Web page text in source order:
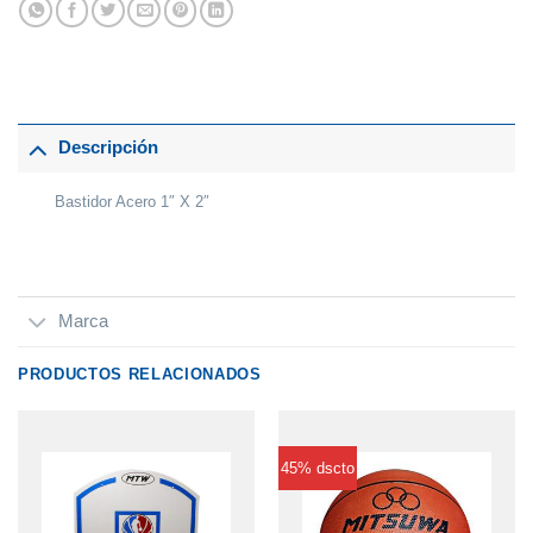
Descripción
Bastidor Acero 1″ X 2″
Marca
PRODUCTOS RELACIONADOS
45% dscto